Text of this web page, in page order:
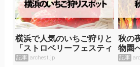
横浜で人気のいちご狩りと
「ストロベリーフェスティ
バル」レポ
記事 archest.jp
秋の
物園
記事